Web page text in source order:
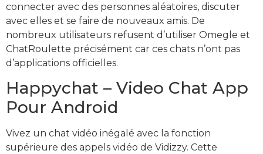
connecter avec des personnes aléatoires, discuter
avec elles et se faire de nouveaux amis. De
nombreux utilisateurs refusent d’utiliser Omegle et
ChatRoulette précisément car ces chats n’ont pas
d’applications officielles.
Happychat – Video Chat App
Pour Android
Vivez un chat vidéo inégalé avec la fonction
supérieure des appels vidéo de Vidizzy. Cette